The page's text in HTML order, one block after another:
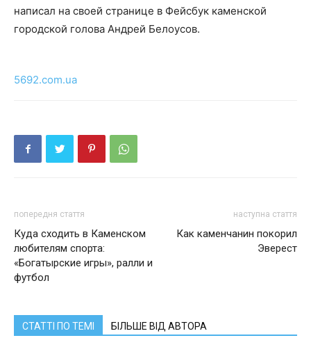
написал на своей странице в Фейсбук каменской
городской голова Андрей Белоусов.
5692.com.ua
попередня стаття
Куда сходить в Каменском
любителям спорта:
«Богатырские игры», ралли и
футбол
наступна стаття
Как каменчанин покорил
Эверест
СТАТТІ ПО ТЕМІ БІЛЬШЕ ВІД АВТОРА